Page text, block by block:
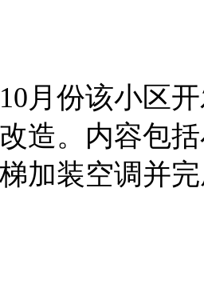
月份该小区
造。内容包
加装空调并